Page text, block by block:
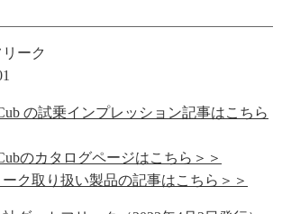
ーク
の試乗インプレッション記事はこちら
のカタログページはこちら＞＞
ク取り扱い製品の記事はこちら＞＞